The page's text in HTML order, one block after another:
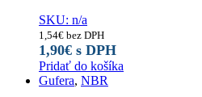
SKU: n/a
1,54€ bez DPH
1,90€ s DPH
Pridať do košíka
Gufera, NBR